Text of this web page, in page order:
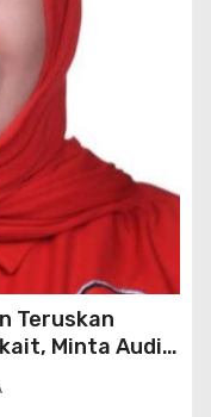
Teruskan
Minta Audit
Desa Budi